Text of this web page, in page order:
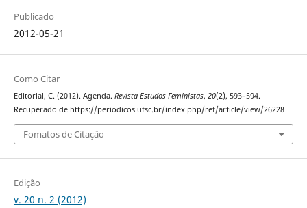
Publicado
2012-05-21
Como Citar
Editorial, C. (2012). Agenda. Revista Estudos Feministas, 20(2), 593–594.
Recuperado de https://periodicos.ufsc.br/index.php/ref/article/view/26228
Fomatos de Citação
Edição
v. 20 n. 2 (2012)